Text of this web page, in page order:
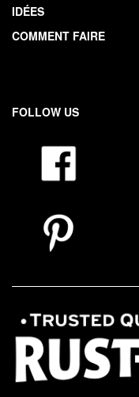
IDÉES
COMMENT FAIRE
FOLLOW US